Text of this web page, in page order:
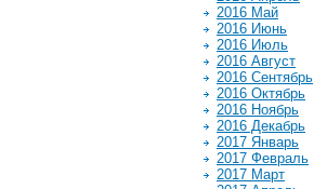
2016 Май
2016 Июнь
2016 Июль
2016 Август
2016 Сентябрь
2016 Октябрь
2016 Ноябрь
2016 Декабрь
2017 Январь
2017 Февраль
2017 Март